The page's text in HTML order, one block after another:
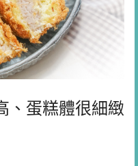
、蛋糕體很細緻